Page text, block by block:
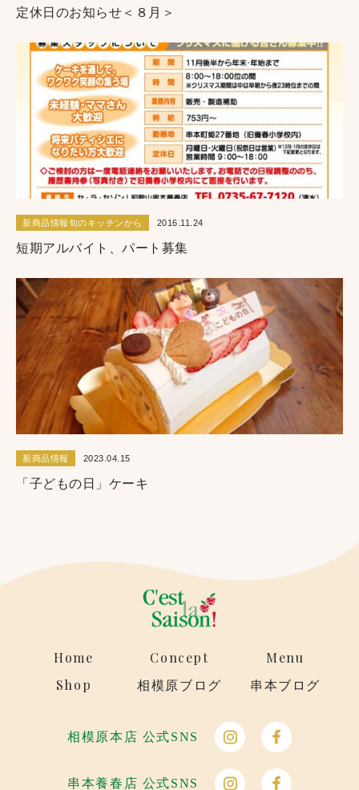
定休日のお知らせ＜８月＞
新商品情報旬のキッチンから 2016.11.24
短期アルバイト、パート募集
新商品情報 2023.04.15
「子どもの日」ケーキ
Home Concept
Menu
Shop
相模原ブログ 串本ブログ
相模原本店 公式SNS
串本養春店 公式SNS